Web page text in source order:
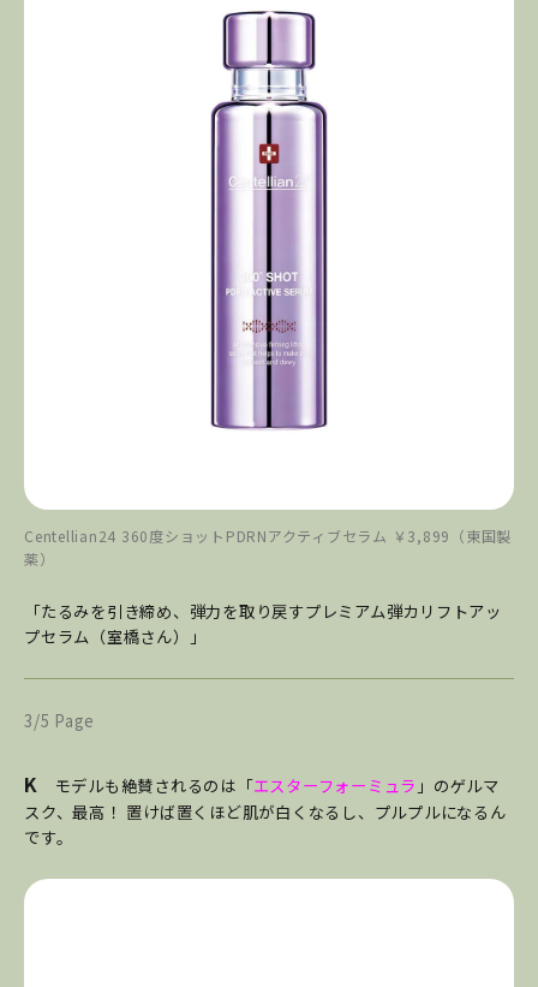
Centellian24 360度ショットPDRNアクティブセラム ￥3,899（東国製
薬）
「たるみを引き締め、弾力を取り戻すプレミアム弾カリフトアッ
プセラム（室橋さん）」
3/5 Page
K モデルも絶賛されるのは「エスターフォーミュラ 」のゲルマ
スク、最高！ 置けば置くほど肌が白くなるし、プルプルになるん
です。